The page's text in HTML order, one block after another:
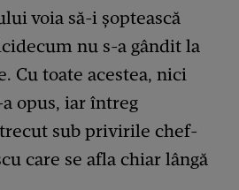
voia să-i șoptească
nu s-a gândit la
Cu toate acestea, nici
opus, iar întreg
sub privirile chef-
care se afla chiar lângă